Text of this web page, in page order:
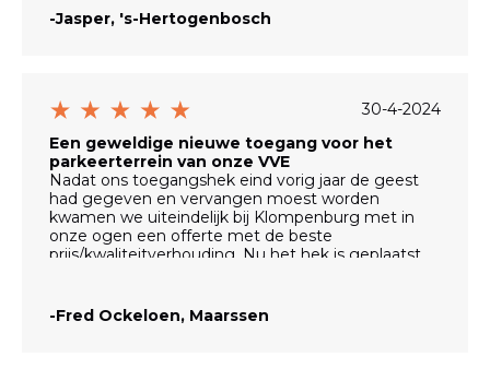
-Jasper, 's-Hertogenbosch
30-4-2024
Een geweldige nieuwe toegang voor het
parkeerterrein van onze VVE
Nadat ons toegangshek eind vorig jaar de geest
had gegeven en vervangen moest worden
kwamen we uiteindelijk bij Klompenburg met in
onze ogen een offerte met de beste
prijs/kwaliteitverhouding. Nu het hek is geplaatst
zonder echte overlast voor de gebruikers van het
parkeerterrein geplaatst. Ook de legio aan
-Fred Ockeloen, Maarssen